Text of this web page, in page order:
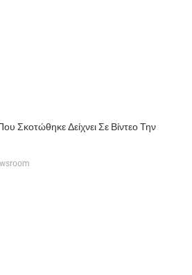
Σκοτώθηκε Δείχνει Σε Βίντεο Την